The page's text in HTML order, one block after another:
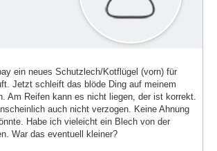
ein neues Schutzlech/Kotflügel (vorn) für
Jetzt schleift das blöde Ding auf meinem
Am Reifen kann es nicht liegen, der ist korrekt.
auch nicht verzogen. Keine Ahnung
Habe ich vieleicht ein Blech von der
War das eventuell kleiner?